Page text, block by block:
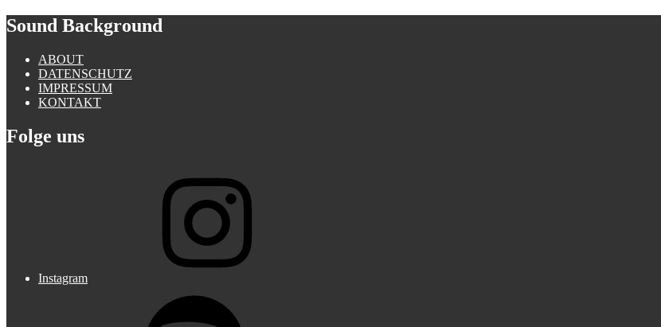
Sound Background
ABOUT
DATENSCHUTZ
IMPRESSUM
KONTAKT
Folge uns
Instagram